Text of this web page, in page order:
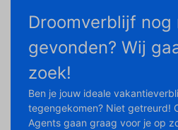
Droomverblijf nog
gevonden? Wij
zoek!
Ben je jouw ideale
tegengekomen? Niet getreurd!
Agents gaan graag voor je op